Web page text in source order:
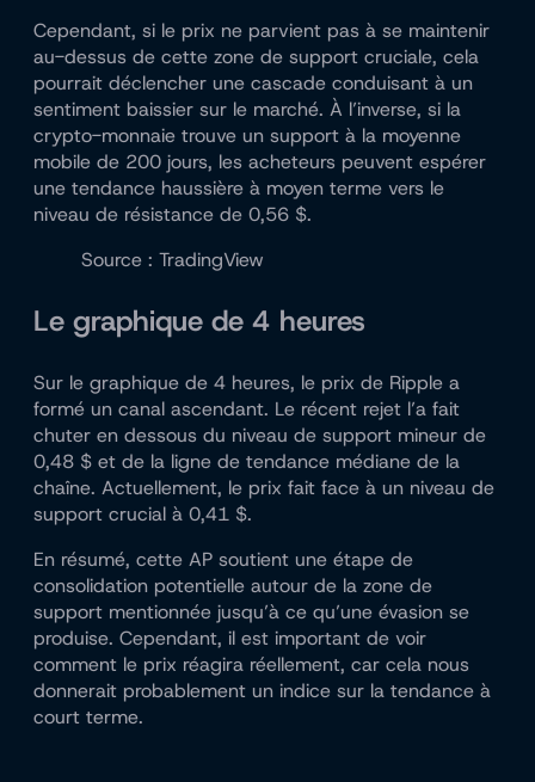
Cependant, si le prix ne parvient pas à se maintenir
au-dessus de cette zone de support cruciale, cela
pourrait déclencher une cascade conduisant à un
sentiment baissier sur le marché. À l’inverse, si la
crypto-monnaie trouve un support à la moyenne
mobile de 200 jours, les acheteurs peuvent espérer
une tendance haussière à moyen terme vers le
niveau de résistance de 0,56 $.
Source : TradingView
Le graphique de 4 heures
Sur le graphique de 4 heures, le prix de Ripple a
formé un canal ascendant. Le récent rejet l’a fait
chuter en dessous du niveau de support mineur de
0,48 $ et de la ligne de tendance médiane de la
chaîne. Actuellement, le prix fait face à un niveau de
support crucial à 0,41 $.
En résumé, cette AP soutient une étape de
consolidation potentielle autour de la zone de
support mentionnée jusqu’à ce qu’une évasion se
produise. Cependant, il est important de voir
comment le prix réagira réellement, car cela nous
donnerait probablement un indice sur la tendance à
court terme.